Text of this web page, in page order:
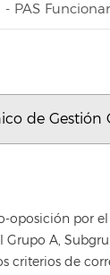
- PAS
de Gestión
por
Grupo A,
de